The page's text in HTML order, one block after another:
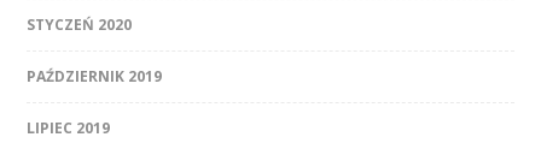
STYCZEŃ 2020
PAŹDZIERNIK 2019
LIPIEC 2019